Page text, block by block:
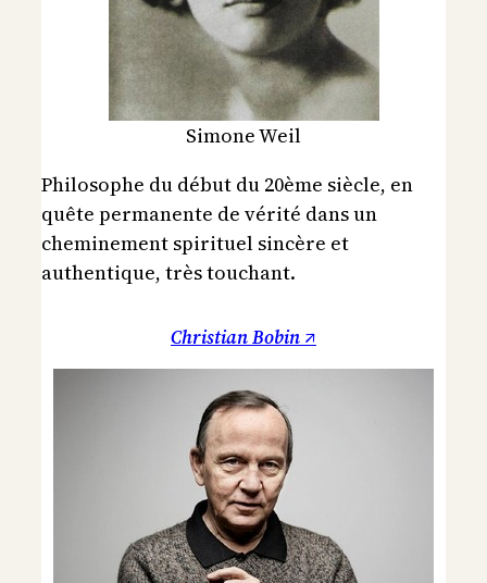
Simone Weil
Philosophe du début du 20ème siècle, en
quête permanente de vérité dans un
cheminement spirituel sincère et
authentique, très touchant.
Christian Bobin ↗